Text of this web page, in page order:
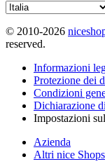
© 2010-2026
reserved.
Informazioni
Protezione dei
Condizioni
Dichiarazione
Impostazioni
Azienda
Altri nice Shops